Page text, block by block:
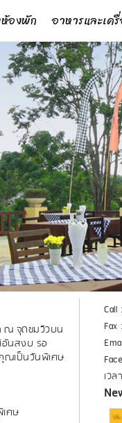
องพัก อาหารและเค
ณ จุดชมวิวบน
อันสงบ รอ
เป็นวันพิเศษ
ศษ
Call :
Fax :
เว